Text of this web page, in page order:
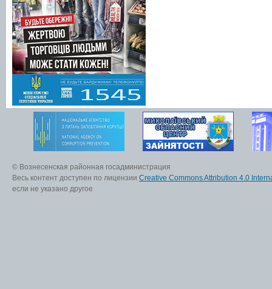
© Вознесенская районная госадминистрация
Весь контент доступен по лицензии Creative Commons Attribution 4.0
если не указано другое